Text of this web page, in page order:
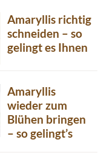
Amaryllis richtig
schneiden – so
gelingt es Ihnen
Amaryllis
wieder zum
Blühen bringen
– so gelingt’s